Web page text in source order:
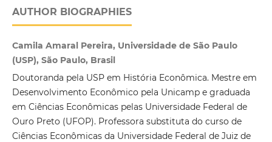
AUTHOR BIOGRAPHIES
Camila Amaral Pereira, Universidade de São Paulo
(USP), São Paulo, Brasil
Doutoranda pela USP em História Econômica. Mestre em
Desenvolvimento Econômico pela Unicamp e graduada
em Ciências Econômicas pelas Universidade Federal de
Ouro Preto (UFOP). Professora substituta do curso de
Ciências Econômicas da Universidade Federal de Juiz de